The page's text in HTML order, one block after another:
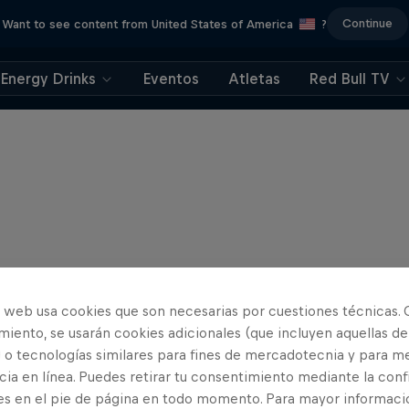
Want to see content from United States of America ? Continue
Energy Drinks Eventos Atletas Red Bull TV
web usa cookies que son necesarias por cuestiones técnicas.
se usarán cookies adicionales (que incluyen aquellas de
tecnologías similares para fines de mercadotecnia y para
en línea. Puedes retirar tu consentimiento mediante la
en el pie de página en todo momento. Para mayor